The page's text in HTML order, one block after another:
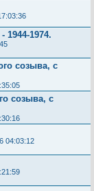
1944-1974.
созыва, с
созыва, с
04:03:12